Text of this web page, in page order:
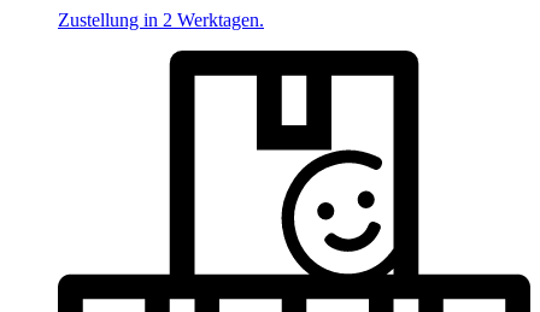
Zustellung in 2 Werktagen.